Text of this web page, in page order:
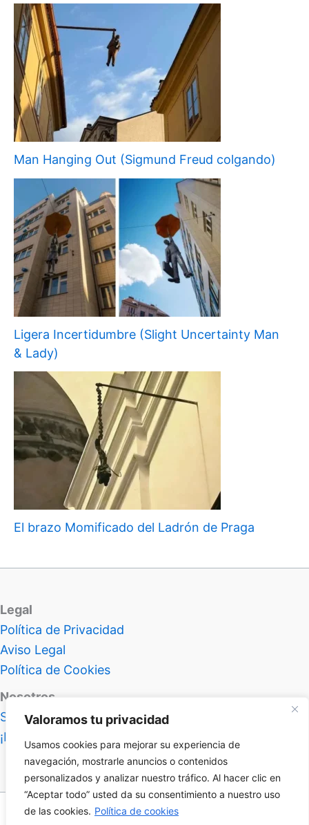
Valoramos tu privacidad
Usamos cookies para mejorar su experiencia de
navegación, mostrarle anuncios o contenidos
personalizados y analizar nuestro tráfico. Al hacer clic en
“Aceptar todo” usted da su consentimiento a nuestro uso
de las cookies. Política de cookies
Man Hanging Out (Sigmund Freud colgando)
Ligera Incertidumbre (Slight Uncertainty Man
& Lady)
El brazo Momificado del Ladrón de Praga
Legal
Política de Privacidad
Aviso Legal
Política de Cookies
Nosotros
Sobre Atlas Insolitus
¡Hablemos!
Nivel 99 en frikismo desbloqueado | Copyright © 2026